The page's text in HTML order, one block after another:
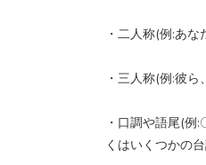
・二人称(例:あな
・三人称(例:彼ら
・口調や語尾(例
くはいくつかの